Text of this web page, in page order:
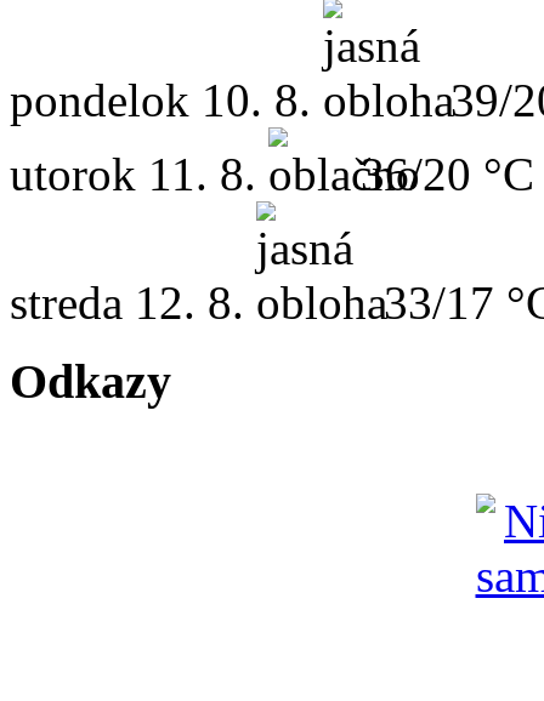
pondelok 10. 8.
39/
utorok 11. 8. 36/20 °C
streda 12. 8. 33/17
Odkazy